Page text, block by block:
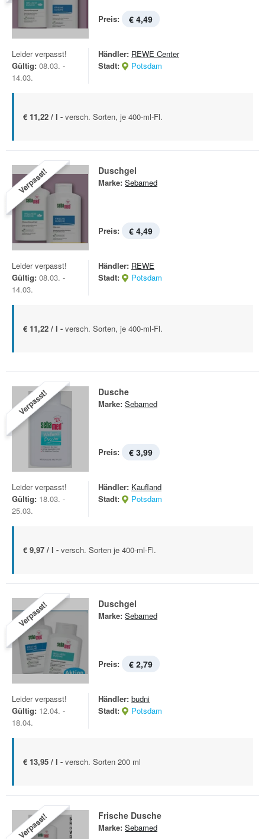
Preis: € 4,49
Leider verpasst!
Gültig: 08.03. -
14.03.
Händler: REWE Center
Stadt:
Potsdam
€ 11,22 / l - versch. Sorten, je 400-ml-Fl.
Verpasst! Duschgel
Marke: Sebamed
Preis: € 4,49
Leider verpasst!
Gültig: 08.03. -
14.03.
Händler: REWE
Stadt:
Potsdam
€ 11,22 / l - versch. Sorten, je 400-ml-Fl.
Verpasst! Dusche
Marke: Sebamed
Preis: € 3,99
Leider verpasst!
Gültig: 18.03. -
25.03.
Händler: Kaufland
Stadt:
Potsdam
€ 9,97 / l - versch. Sorten je 400-ml-Fl.
Verpasst! Duschgel
Marke: Sebamed
Preis: € 2,79
Leider verpasst!
Gültig: 12.04. -
18.04.
Händler: budni
Stadt:
Potsdam
€ 13,95 / l - versch. Sorten 200 ml
Verpasst! Frische Dusche
Marke: Sebamed